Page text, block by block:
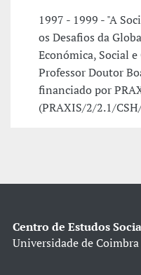
1997 - 1999 - "A
os Desafios da
Económica, Social
Professor Doutor
financiado por
(PRAXIS/2/2.1/
Centro de Estudos
Universidade de Coimbra